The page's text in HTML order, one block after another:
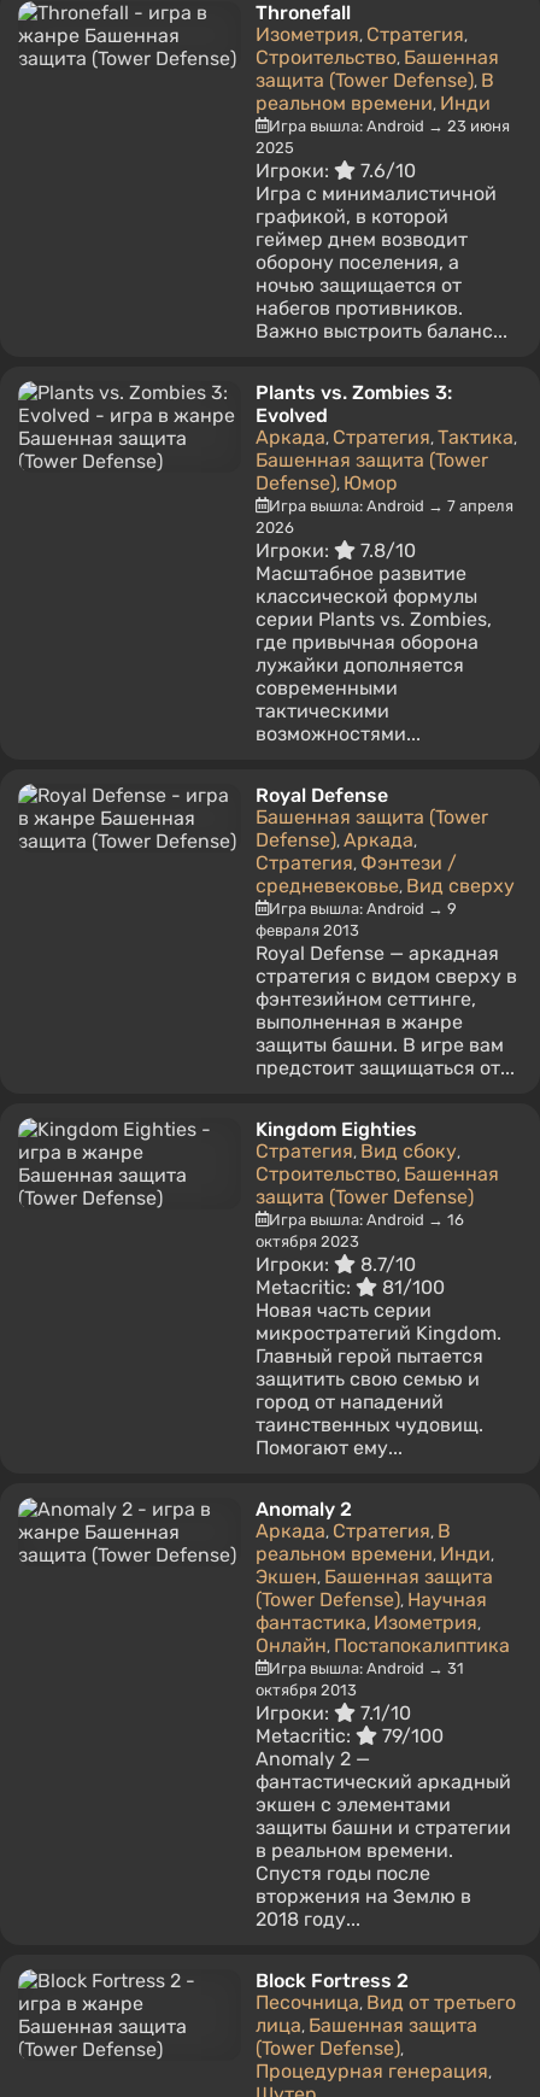
Thronefall
Изометрия, Стратегия,
Строительство, Башенная
защита (Tower Defense), В
реальном времени, Инди
Игра вышла: Android → 23 июня
2025
Игроки:
7.6/10
Игра с минималистичной
графикой, в которой
геймер днем возводит
оборону поселения, а
ночью защищается от
набегов противников.
Важно выстроить баланс...
Plants vs. Zombies 3:
Evolved
Аркада, Стратегия, Тактика,
Башенная защита (Tower
Defense), Юмор
Игра вышла: Android → 7 апреля
2026
Игроки:
7.8/10
Масштабное развитие
классической формулы
серии Plants vs. Zombies,
где привычная оборона
лужайки дополняется
современными
тактическими
возможностями...
Royal Defense
Башенная защита (Tower
Defense), Аркада,
Стратегия, Фэнтези /
средневековье, Вид сверху
Игра вышла: Android → 9
февраля 2013
Royal Defense — аркадная
стратегия с видом сверху в
фэнтезийном сеттинге,
выполненная в жанре
защиты башни. В игре вам
предстоит защищаться от...
Kingdom Eighties
Стратегия, Вид сбоку,
Строительство, Башенная
защита (Tower Defense)
Игра вышла: Android → 16
октября 2023
Игроки:
8.7/10
Metacritic:
81/100
Новая часть серии
микростратегий Kingdom.
Главный герой пытается
защитить свою семью и
город от нападений
таинственных чудовищ.
Помогают ему...
Anomaly 2
Аркада, Стратегия, В
реальном времени, Инди,
Экшен, Башенная защита
(Tower Defense), Научная
фантастика, Изометрия,
Онлайн, Постапокалиптика
Игра вышла: Android → 31
октября 2013
Игроки:
7.1/10
Metacritic:
79/100
Anomaly 2 —
фантастический аркадный
экшен с элементами
защиты башни и стратегии
в реальном времени.
Спустя годы после
вторжения на Землю в
2018 году...
Block Fortress 2
Песочница, Вид от третьего
лица, Башенная защита
(Tower Defense),
Процедурная генерация,